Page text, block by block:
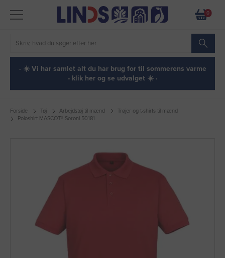
0
· ☀️ Vi har samlet alt du har brug for til sommerens varme
- klik her og se udvalget ☀️ ·
Forside Tøj Arbejdstøj til mænd
Trøjer og t-shirts til mænd
Poloshirt MASCOT® Soroni 50181